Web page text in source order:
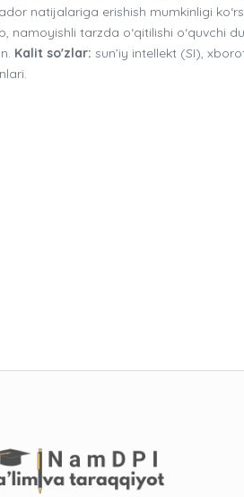
natijalariga erishish mumkinligi
namoyishli tarzda o‘qitilishi o‘quvchi
Kalit so'zlar: sun’iy intellekt (SI),